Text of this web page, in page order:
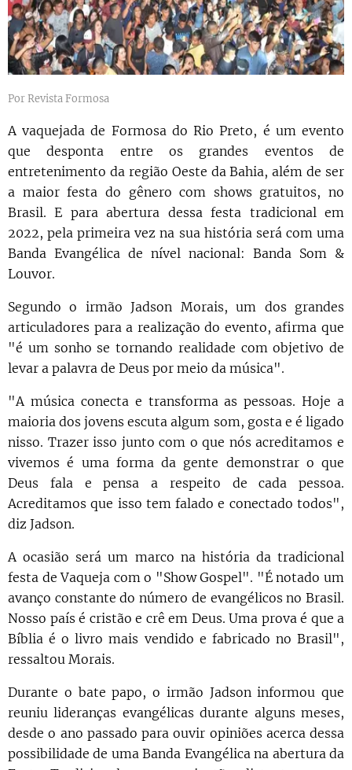
Por Revista Formosa
A vaquejada de Formosa do Rio Preto, é um evento
que desponta entre os grandes eventos de
entretenimento da região Oeste da Bahia, além de ser
a maior festa do gênero com shows gratuitos, no
Brasil. E para abertura dessa festa tradicional em
2022, pela primeira vez na sua história será com uma
Banda Evangélica de nível nacional: Banda Som &
Louvor.
Segundo o irmão Jadson Morais, um dos grandes
articuladores para a realização do evento, afirma que
"é um sonho se tornando realidade com objetivo de
levar a palavra de Deus por meio da música".
"A música conecta e transforma as pessoas. Hoje a
maioria dos jovens escuta algum som, gosta e é ligado
nisso. Trazer isso junto com o que nós acreditamos e
vivemos é uma forma da gente demonstrar o que
Deus fala e pensa a respeito de cada pessoa.
Acreditamos que isso tem falado e conectado todos",
diz Jadson.
A ocasião será um marco na história da tradicional
festa de Vaqueja com o "Show Gospel". "É notado um
avanço constante do número de evangélicos no Brasil.
Nosso país é cristão e crê em Deus. Uma prova é que a
Bíblia é o livro mais vendido e fabricado no Brasil",
ressaltou Morais.
Durante o bate papo, o irmão Jadson informou que
reuniu lideranças evangélicas durante alguns meses,
desde o ano passado para ouvir opiniões acerca dessa
possibilidade de uma Banda Evangélica na abertura da